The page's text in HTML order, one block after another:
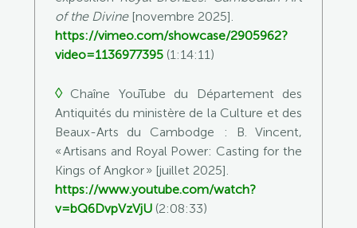
of the Divine [novembre 2025].
https://vimeo.com/showcase/2905962?
video=1136977395 (1:14:11)
◊Chaîne YouTube du Département des
Antiquités du ministère de la Culture et des
Beaux-Arts du Cambodge : B. Vincent,
« Artisans and Royal Power: Casting for the
Kings of Angkor » [juillet 2025].
https://www.youtube.com/watch?
v=bQ6DvpVzVjU(2:08:33)